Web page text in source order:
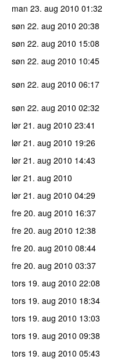
man 23. aug 2010 01:32
søn 22. aug 2010 20:38
søn 22. aug 2010 15:08
søn 22. aug 2010 10:45
søn 22. aug 2010 06:17
søn 22. aug 2010 02:32
lør 21. aug 2010 23:41
lør 21. aug 2010 19:26
lør 21. aug 2010 14:43
lør 21. aug 2010
lør 21. aug 2010 04:29
fre 20. aug 2010 16:37
fre 20. aug 2010 12:38
fre 20. aug 2010 08:44
fre 20. aug 2010 03:37
tors 19. aug 2010 22:08
tors 19. aug 2010 18:34
tors 19. aug 2010 13:03
tors 19. aug 2010 09:38
tors 19. aug 2010 05:43